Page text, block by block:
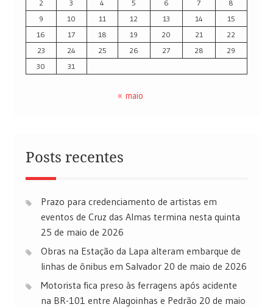
2 3 4 5 6 7
8
9
10 11 12 13 14
15
16
17 18 19 20 21
22
23
24 25 26 27 28
29
30
31
« maio
Posts recentes
Prazo para credenciamento de artistas em
eventos de Cruz das Almas termina nesta quinta
25 de maio de 2026
Obras na Estação da Lapa alteram embarque de
linhas de ônibus em Salvador 20 de maio de 2026
Motorista fica preso às ferragens após acidente
na BR-101 entre Alagoinhas e Pedrão 20 de maio